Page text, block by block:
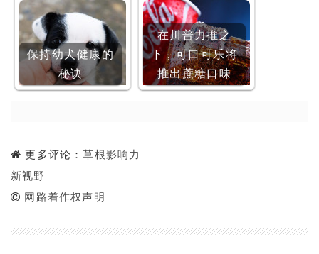
保持幼犬健康的
秘诀
在川普力推之
下，可口可乐将
推出蔗糖口味
更多评论：草根影响力
新视野
网路着作权声明